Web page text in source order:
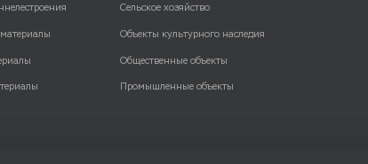
Сельское хозяйство
Объекты культурного наследия
Общественные объекты
Промышленные объекты